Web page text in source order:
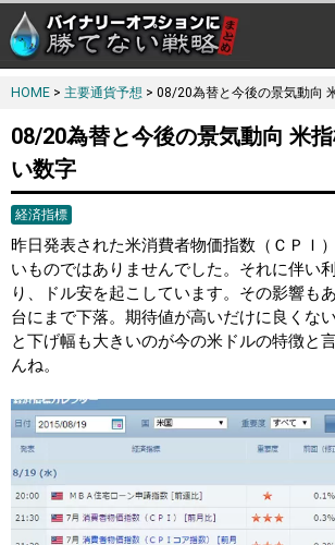
HOME > 主要通貨予想 > 08/20為替と今後の景気動向
08/20為替と今後の景気動向 米
い数字
経済指標
昨日発表された米消費者物価指数（ＣＰＩ
いものではありませんでした。それに伴い
り、ドル安を起こしています。その影響も
台にまで下落。期待値が高いだけに良くな
と下げ幅も大きいのが今の米ドルの特徴と
んね。